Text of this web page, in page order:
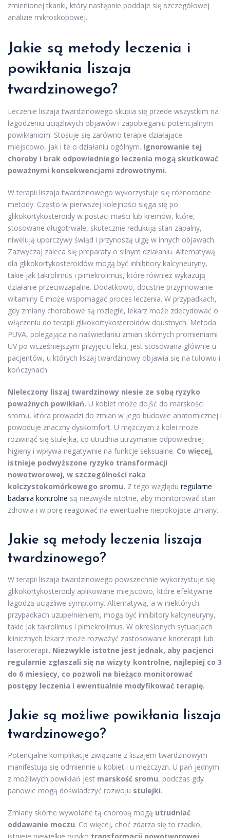
zmienionej tkanki, który następnie poddaje się szczegółowej
analizie mikroskopowej.
Jakie są metody leczenia i
powikłania liszaja
twardzinowego?
Leczenie liszaja twardzinowego skupia się przede wszystkim na
łagodzeniu uciążliwych objawów i zapobieganiu potencjalnym
powikłaniom. Stosuje się zarówno terapie działające
miejscowo, jak i te o działaniu ogólnym. Ignorowanie tej
choroby i brak odpowiedniego leczenia mogą skutkować
poważnymi konsekwencjami zdrowotnymi.
W terapii liszaja twardzinowego wykorzystuje się różnorodne
metody. Często w pierwszej kolejności sięga się po
glikokortykosteroidy w postaci maści lub kremów, które,
stosowane długotrwale, skutecznie redukują stan zapalny,
niwelują uporczywy świąd i przynoszą ulgę w innych objawach.
Zazwyczaj zaleca się preparaty o silnym działaniu. Alternatywą
dla glikokortykosteroidów mogą być inhibitory kalcyneuryny,
takie jak takrolimus i pimekrolimus, które również wykazują
działanie przeciwzapalne. Dodatkowo, doustne przyjmowanie
witaminy E może wspomagać proces leczenia. W przypadkach,
gdy zmiany chorobowe są rozległe, lekarz może zdecydować o
włączeniu do terapii glikokortykosteroidów doustnych. Metoda
PUVA, polegająca na naświetlaniu zmian skórnych promieniami
UV po wcześniejszym przyjęciu leku, jest stosowana głównie u
pacjentów, u których liszaj twardzinowy objawia się na tułowiu i
kończynach.
Nieleczony liszaj twardzinowy niesie ze sobą ryzyko
poważnych powikłań. U kobiet może dojść do marskości
sromu, która prowadzi do zmian w jego budowie anatomicznej i
powoduje znaczny dyskomfort. U mężczyzn z kolei może
rozwinąć się stulejka, co utrudnia utrzymanie odpowiedniej
higieny i wpływa negatywnie na funkcje seksualne. Co więcej,
istnieje podwyższone ryzyko transformacji
nowotworowej, w szczególności raka
kolczystokomórkowego sromu. Z tego względu regularne
badania kontrolne są niezwykle istotne, aby monitorować stan
zdrowia i w porę reagować na ewentualne niepokojące zmiany.
Jakie są metody leczenia liszaja
twardzinowego?
W terapii liszaja twardzinowego powszechnie wykorzystuje się
glikokortykosteroidy aplikowane miejscowo, które efektywnie
łagodzą uciążliwe symptomy. Alternatywą, a w niektórych
przypadkach uzupełnieniem, mogą być inhibitory kalcyneuryny,
takie jak takrolimus i pimekrolimus. W określonych sytuacjach
klinicznych lekarz może rozważyć zastosowanie krioterapii lub
laseroterapii. Niezwykle istotne jest jednak, aby pacjenci
regularnie zgłaszali się na wizyty kontrolne, najlepiej co 3
do 6 miesięcy, co pozwoli na bieżąco monitorować
postępy leczenia i ewentualnie modyfikować terapię.
Jakie są możliwe powikłania liszaja
twardzinowego?
Potencjalne komplikacje związane z liszajem twardzinowym
manifestują się odmiennie u kobiet i u mężczyzn. U pań jednym
z możliwych powikłań jest marskość sromu, podczas gdy
panowie mogą doświadczyć rozwoju stulejki.
Zmiany skórne wywołane tą chorobą mogą utrudniać
oddawanie moczu. Co więcej, choć zdarza się to rzadko,